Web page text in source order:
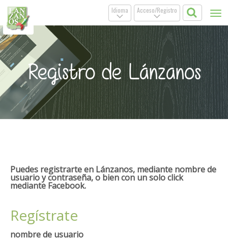
Acceso/Registro
.
Idioma
.
Registro de Lánzanos
Puedes registrarte en Lánzanos, mediante nombre de
usuario y contraseña, o bien con un solo click
mediante Facebook.
Regístrate
nombre de usuario